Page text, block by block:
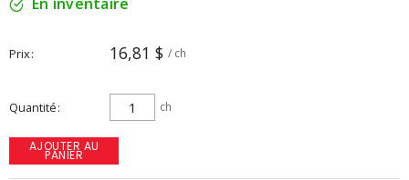
Prix 16,81 $ / ch
Quantité ch
AJOUTER AU
PANIER